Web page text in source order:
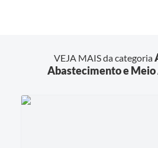
VEJA MAIS da categoria
Abastecimento e